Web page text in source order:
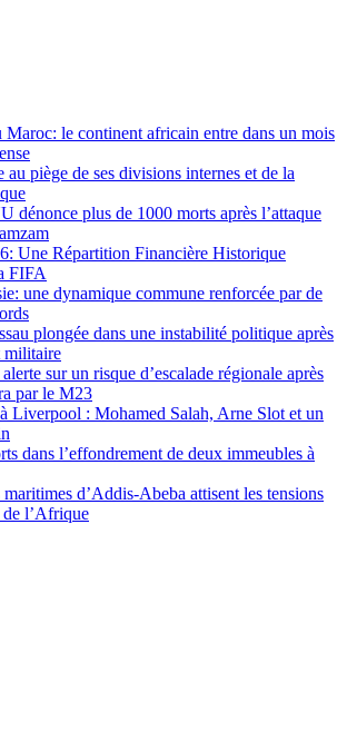
le continent africain entre dans un mois
piège de ses divisions internes et de la
dénonce plus de 1000 morts après l’attaque
Une Répartition Financière Historique
FIFA
une dynamique commune renforcée par de
plongée dans une instabilité politique après
militaire
sur un risque d’escalade régionale après
par le M23
Liverpool : Mohamed Salah, Arne Slot et un
dans l’effondrement de deux immeubles à
d’Addis-Abeba attisent les tensions
l’Afrique